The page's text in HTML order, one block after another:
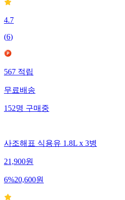
4.7
(6)
567적립
무료배송
152명구매중
사조해표 식용유 1.8L x 3병
21,900원
6%20,600원